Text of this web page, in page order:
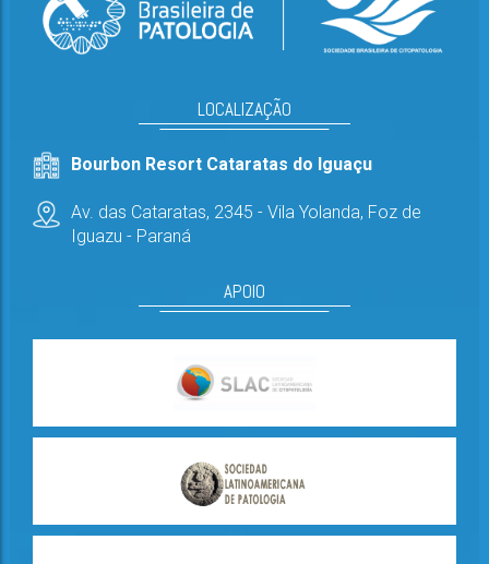
LOCALIZAÇÃO
Bourbon Resort Cataratas do Iguaçu
Av. das Cataratas, 2345 - Vila Yolanda, Foz de
Iguazu - Paraná
APOIO